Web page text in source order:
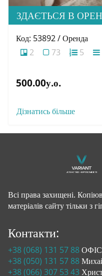
Код: 53892 / Оренда
2
73 5
500.00у.о.
Дізнатись більше
Всі права захищені.
матеріалів сайту тільки з
Контакти:
+38 (068) 131 57 88ОФІС
+38 (050) 131 57 88
+38 (066) 307 53 43